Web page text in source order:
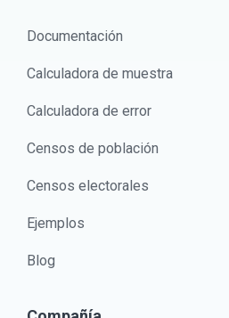
Documentación
Calculadora de muestra
Calculadora de error
Censos de población
Censos electorales
Ejemplos
Blog